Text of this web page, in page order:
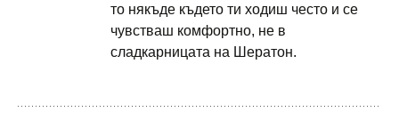
то някъде където ти ходиш често и се
чувстваш комфортно, не в
сладкарницата на Шератон.